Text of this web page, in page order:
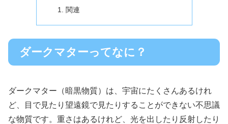
関連
ダークマターってなに？
ダークマター（暗黒物質）は、宇宙にたくさんあるけれ
ど、目で見たり望遠鏡で見たりすることができない不思議
な物質です。重さはあるけれど、光を出したり反射したり